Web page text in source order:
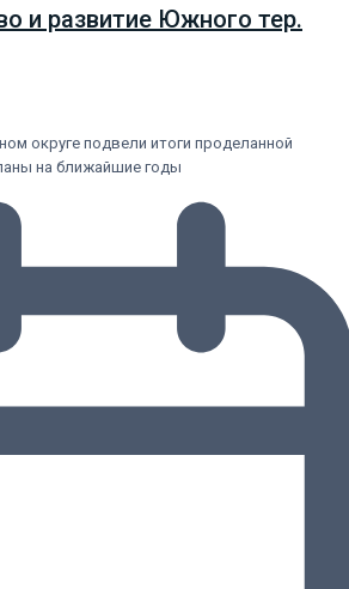
и развитие Южного тер.
округе подвели итоги проделанной
на ближайшие годы